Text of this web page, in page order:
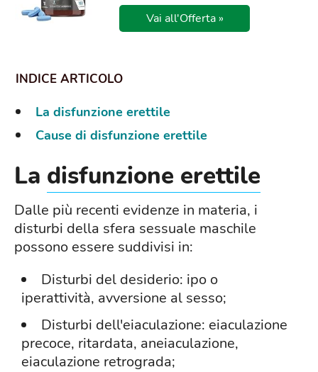
Vai all'Offerta »
La disfunzione erettile
Cause di disfunzione erettile
La disfunzione erettile
Dalle più recenti evidenze in materia, i
disturbi della sfera sessuale maschile
possono essere suddivisi in:
Disturbi del desiderio: ipo o
iperattività, avversione al sesso;
Disturbi dell'eiaculazione: eiaculazione
precoce, ritardata, aneiaculazione,
eiaculazione retrograda;